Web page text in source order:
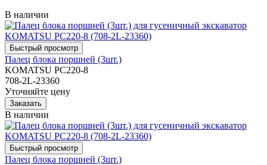
В наличии
Палец блока поршней (3шт.)
KOMATSU PC220-8
708-2L-23360
Уточняйте цену
В наличии
Палец блока поршней (3шт.)